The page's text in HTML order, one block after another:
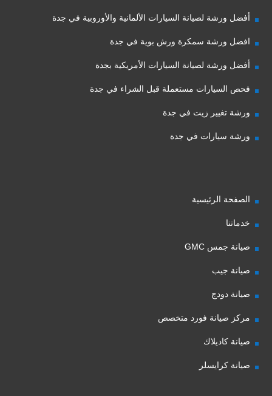
أفضل ورشة لصيانة السيارات الألمانية والأوروبية في جدة
افضل ورشة سمكرة ورش بوية في جدة
أفضل ورشة لصيانة السيارات الأمريكية بجدة
فحص السيارات مستعملة قبل الشراء في جدة
ورشة تغيير زيت في جدة
ورشة سيارات في جدة
الصفحة الرئيسية
خدماتنا
صيانة جمس GMC
صيانة جيب
صيانة دودج
مركز صيانة فورد متخصص
صيانة كاديلاك
صيانة كرايسلر